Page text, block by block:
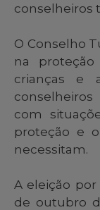
conselheiros
O Conselho
na
crianças e
com
proteção e
necessitam.
A eleição
de outubro